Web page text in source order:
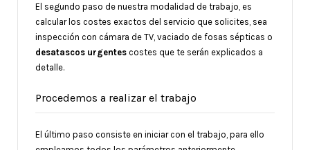
El segundo paso de nuestra modalidad de trabajo, es
calcular los costes exactos del servicio que solicites, sea
inspección con cámara de TV, vaciado de fosas sépticas o
desatascos urgentes costes que te serán explicados a
detalle.
Procedemos a realizar el trabajo
El último paso consiste en iniciar con el trabajo, para ello